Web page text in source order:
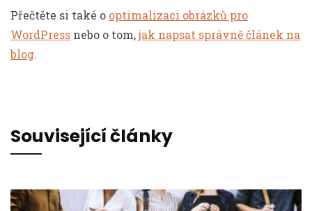
Přečtěte si také o optimalizaci obrázků pro
WordPress nebo o tom,jak napsat správně článek na
blog.
Související články